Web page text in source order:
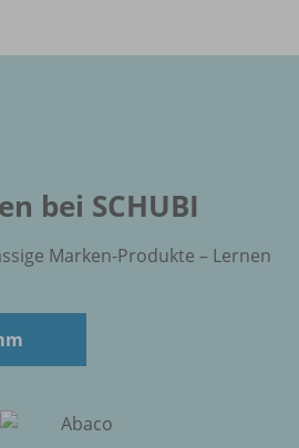
bei SCHUBI
Marken-Produkte – Lernen